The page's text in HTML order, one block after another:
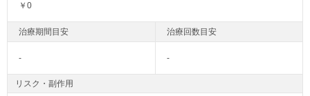
￥0
- -
リスク・副作用